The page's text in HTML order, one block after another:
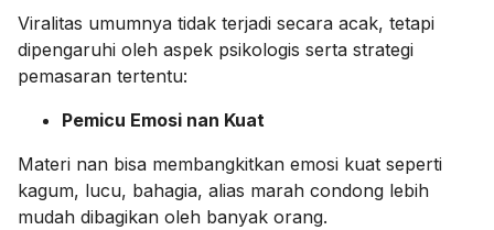
Viralitas umumnya tidak terjadi secara acak, tetapi
dipengaruhi oleh aspek psikologis serta strategi
pemasaran tertentu:
Pemicu Emosi nan Kuat
Materi nan bisa membangkitkan emosi kuat seperti
kagum, lucu, bahagia, alias marah condong lebih
mudah dibagikan oleh banyak orang.